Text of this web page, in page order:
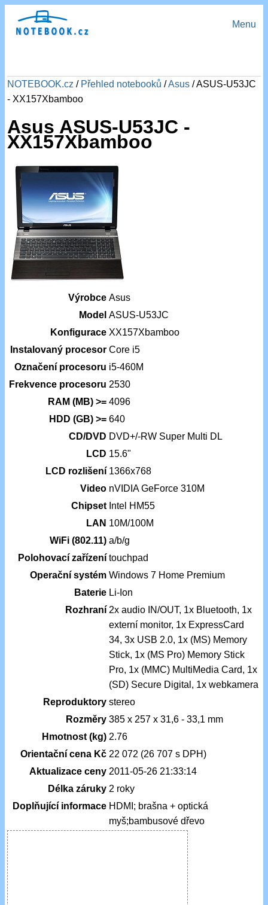
Menu
NOTEBOOK.cz / Přehled notebooků /Asus / ASUS-U53JC
- XX157Xbamboo
Asus ASUS-U53JC -
XX157Xbamboo
Výrobce Asus
Model ASUS-U53JC
Konfigurace XX157Xbamboo
Instalovaný procesor Core i5
Označení procesoru i5-460M
Frekvence procesoru 2530
RAM (MB) >= 4096
HDD (GB) >= 640
CD/DVD DVD+/-RW Super Multi DL
LCD 15.6"
LCD rozlišení 1366x768
Video nVIDIA GeForce 310M
Chipset Intel HM55
LAN 10M/100M
WiFi (802.11) a/b/g
Polohovací zařízení touchpad
Operační systém Windows 7 Home Premium
Baterie Li-Ion
Rozhraní 2x audio IN/OUT, 1x Bluetooth, 1x
externí monitor, 1x ExpressCard
34, 3x USB 2.0, 1x (MS) Memory
Stick, 1x (MS Pro) Memory Stick
Pro, 1x (MMC) MultiMedia Card, 1x
(SD) Secure Digital, 1x webkamera
Reproduktory stereo
Rozměry 385 x 257 x 31,6 - 33,1 mm
Hmotnost (kg) 2.76
Orientační cena Kč 22 072 (26 707 s DPH)
Aktualizace ceny 2011-05-26 21:33:14
Délka záruky 2 roky
Doplňující informace HDMI; brašna + optická
myš;bambusové dřevo